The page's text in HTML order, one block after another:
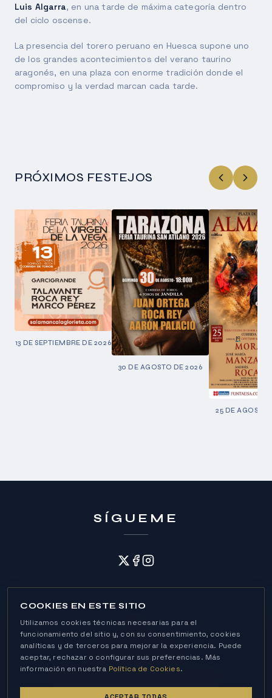
Luis Algarra, en una tarde de máxima categoría dentro
del ciclo oscense.
La presencia del torero peruano en Huesca supone uno
de los grandes acontecimientos del verano taurino
aragonés, en una plaza con enorme tradición donde el
compromiso y la verdad marcan cada tarde.
PRÓXIMOS FESTEJOS
13 DE SEPTIEMBRE DE 2026
30 DE AGOSTO DE 2026
25 DE AGOSTO
SÍGUEME
Política de Cookies
Política de Privacidad
Aviso Legal
COOKIES EN ESTE SITIO
Utilizamos cookies técnicas necesarias para el
funcionamiento del sitio y, con su consentimiento, cookies
analíticas y de terceros para mejorar la experiencia. Puede
aceptar, rechazar o configurar sus preferencias. Más
información en nuestra Política de Cookies.